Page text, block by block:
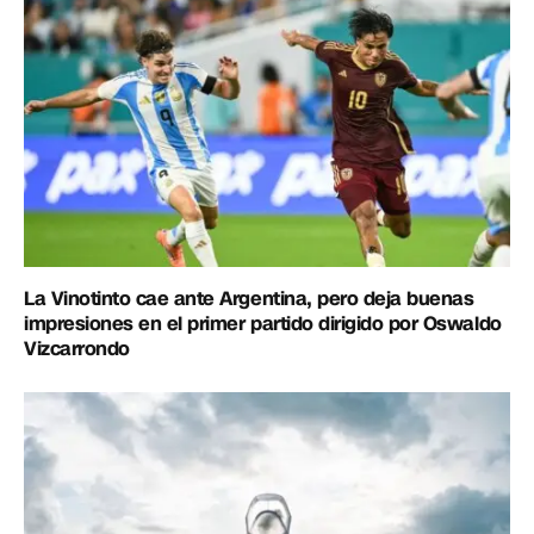
La Vinotinto cae ante Argentina, pero deja buenas
impresiones en el primer partido dirigido por Oswaldo
Vizcarrondo